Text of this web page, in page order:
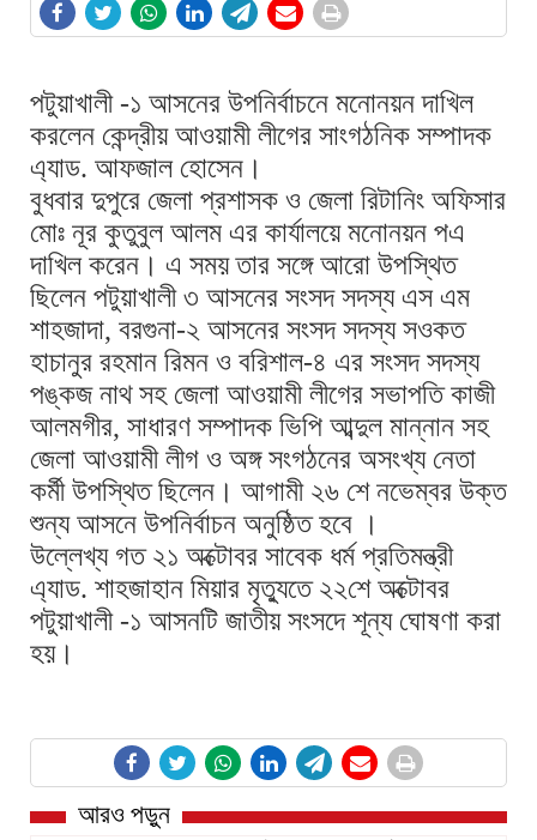
পটুয়াখালী -১ আসনের উপনির্বাচনে মনোনয়ন দাখিল
করলেন কেন্দ্রীয় আওয়ামী লীগের সাংগঠনিক সম্পাদক
এ্যাড. আফজাল হোসেন।
বুধবার দুপুরে জেলা প্রশাসক ও জেলা রিটানিং অফিসার
মোঃ নূর কুতুবুল আলম এর কার্যালয়ে মনোনয়ন পএ
দাখিল করেন। এ সময় তার সঙ্গে আরো উপস্থিত
ছিলেন পটুয়াখালী ৩ আসনের সংসদ সদস্য এস এম
শাহজাদা, বরগুনা-২ আসনের সংসদ সদস্য সওকত
হাচানুর রহমান রিমন ও বরিশাল-৪ এর সংসদ সদস্য
পঙ্কজ নাথ সহ জেলা আওয়ামী লীগের সভাপতি কাজী
আলমগীর, সাধারণ সম্পাদক ভিপি আব্দুল মান্নান সহ
জেলা আওয়ামী লীগ ও অঙ্গ সংগঠনের অসংখ্য নেতা
কর্মী উপস্থিত ছিলেন। আগামী ২৬ শে নভেম্বর উক্ত
শুন্য আসনে উপনির্বাচন অনুষ্ঠিত হবে ।
উল্লেখ্য গত ২১ অক্টোবর সাবেক ধর্ম প্রতিমন্ত্রী
এ্যাড. শাহজাহান মিয়ার মৃত্যুতে ২২শে অক্টোবর
পটুয়াখালী -১ আসনটি জাতীয় সংসদে শূন্য ঘোষণা করা
হয়।
আরও পড়ুন